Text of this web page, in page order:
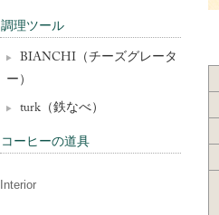
調理ツール
BIANCHI（チーズグレータ
ー）
turk（鉄なべ）
コーヒーの道具
Interior